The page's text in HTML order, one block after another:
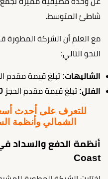
شاطئ المتوسط.
مع العلم أن الشركة
النحو التالي:
الشاليهات: تبلغ قيمة مقدم
الفلل: تبلغ قيمة مقدم الحجز
للتعرف على أحدث
الشمالي وأنظمة
Coast